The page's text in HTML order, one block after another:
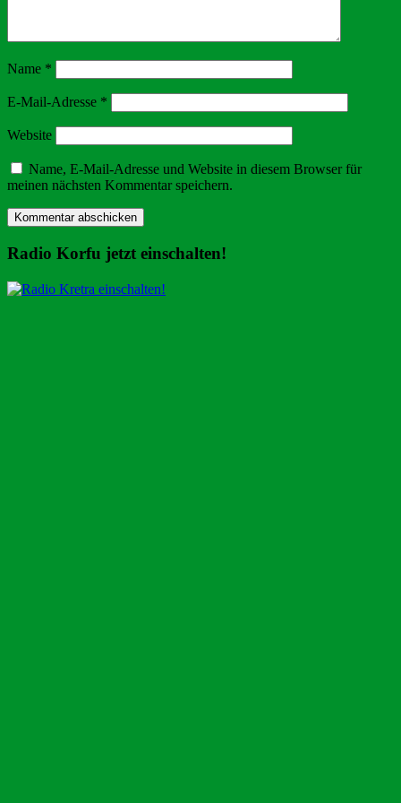
Name *
E-Mail-Adresse *
Website
Name, E-Mail-Adresse und Website in diesem Browser für
meinen nächsten Kommentar speichern.
Radio Korfu jetzt einschalten!